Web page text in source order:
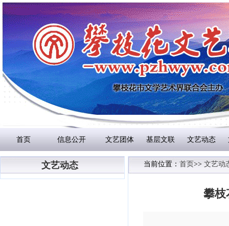
首页 信息公开 文艺团体 基层文联 文艺动态
文艺动态 当前位置： 首页>> 文艺动
攀枝